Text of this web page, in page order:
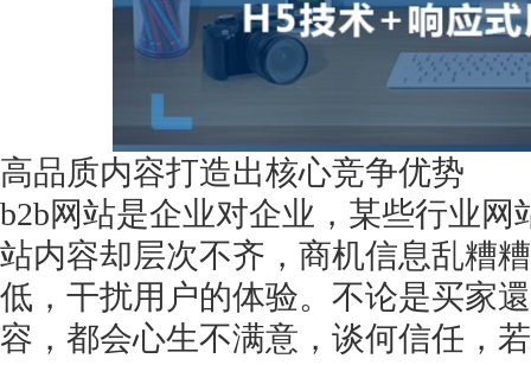
高品质内容打造出核心竞争优势
b2b网站是企业对企业，某些行业
站内容却层次不齐，商机信息乱糟
低，干扰用户的体验。不论是买家
容，都会心生不满意，谈何信任，
获得产品报价方案
1万个想法不如1次的方案落地
扫码添加[商务总监]沟通方案
扫码沟通